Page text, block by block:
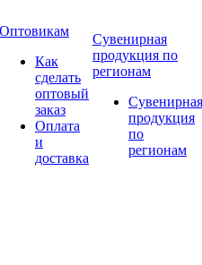
Оптовикам
Как
сделать
оптовый
заказ
Оплата
и
доставка
Сувенирная
продукция по
регионам
Сувенирная
продукция
по
регионам